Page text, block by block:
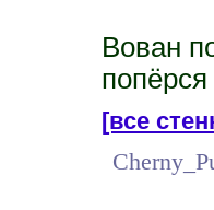
Вован
[все